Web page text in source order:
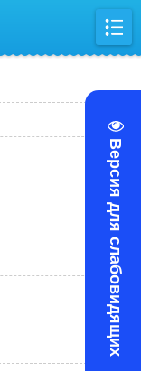
Версия для слабовидящих